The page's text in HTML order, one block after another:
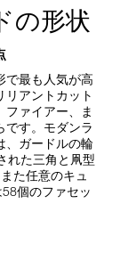
の形状
で最も人気が高
リアントカット
ファイアー、ま
です。モダンラ
、ガードルの輪
れた三角と凧型
た任意のキュ
個のファセッ